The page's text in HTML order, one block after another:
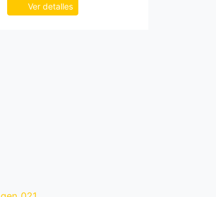
Ver detalles